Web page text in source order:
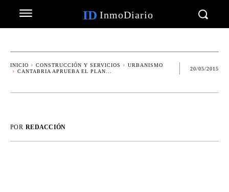
ID InmoDiario
INICIO CONSTRUCCIÓN Y SERVICIOS
URBANISMO
CANTABRIA APRUEBA EL PLAN...
20/05/2015
POR REDACCIÓN